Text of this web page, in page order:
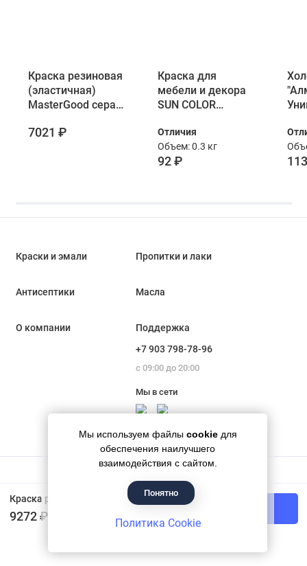
Краска резиновая высокоэластичная влагостойкая шелковисто-матовая Neomid цвет серый 14 кг
9272 ₽
В корзину
Краска резиновая
(эластичная)
MasterGood серая
7021 ₽
Краска для
мебели и декора
SUN COLOR
Серый 0.3 кг
Отличия
Объем: 0.3 кг
92 ₽
Мы используем файлы cookie для
обеспечения наилучшего
взаимодействия с сайтом.
Понятно
Политика Cookie
Краски и эмали Пропитки и лаки
Антисептики Масла
О компании
Поддержка
+7 903 798-78-96
с 09:00 до 20:00
Мы в сети
Гипермаркет красок «Банапал», 2018 - 2026